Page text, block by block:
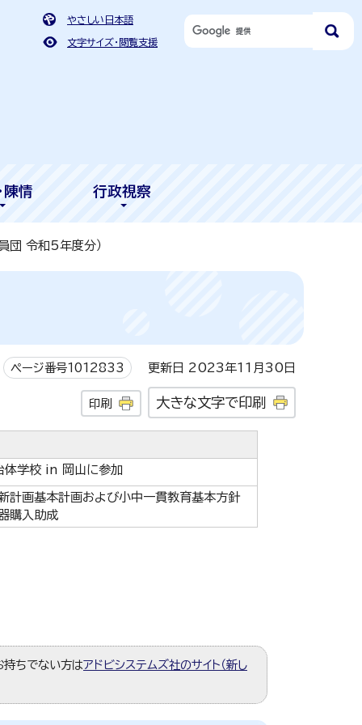
やさしい日本語
文字サイズ・閲覧支援
陳情 行政視察
団 令和5年度分）
ページ番号1012833 更新日 2023年11月30日
印刷 大きな文字で印刷
学校 in 岡山に参加
計画基本計画および小中一貫教育基本方針
購入助成
持ちでない方はアドビシステムズ社のサイト（新し